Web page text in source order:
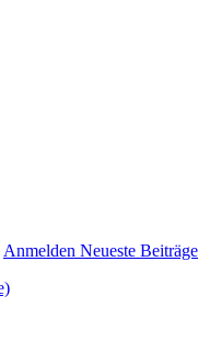
Anmelden Neueste Beiträge